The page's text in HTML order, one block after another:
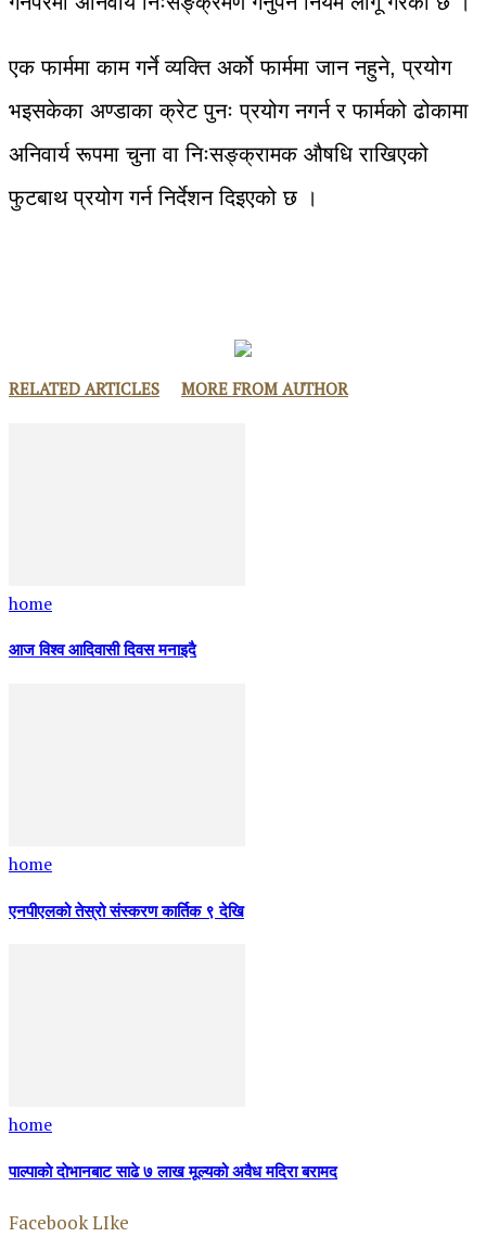
एक फार्ममा काम गर्ने व्यक्ति अर्को फार्ममा जान नहुने, प्रयोग
भइसकेका अण्डाका क्रेट पुनः प्रयोग नगर्न र फार्मको ढोकामा
अनिवार्य रूपमा चुना वा निःसङ्क्रामक औषधि राखिएको
फुटबाथ प्रयोग गर्न निर्देशन दिइएको छ ।
RELATED ARTICLES MORE FROM AUTHOR
home
आज विश्व आदिवासी दिवस मनाइदै
home
एनपीएलको तेस्रो संस्करण कार्तिक ९ देखि
home
पाल्पाकाे दाेभानबाट साढे ७ लाख मूल्यको अवैध मदिरा बरामद
Facebook LIke